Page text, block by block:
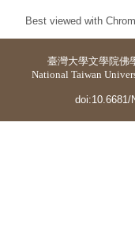
Best viewed with
臺灣大學文學院佛
National Taiwan
doi:10.6681/